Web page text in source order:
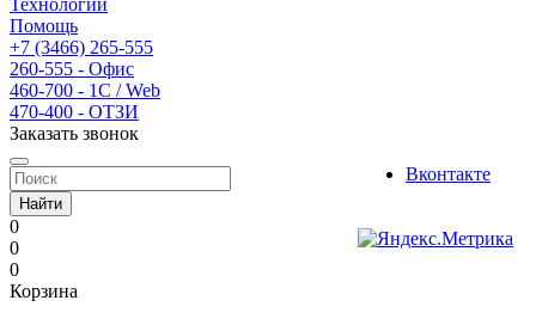
Помощь
+7 (3466) 265-555
260-555 - Офис
460-700 - 1C / Web
470-400 - ОТЗИ
Заказать звонок
Вконтакте
Найти
0
0
0
Корзина